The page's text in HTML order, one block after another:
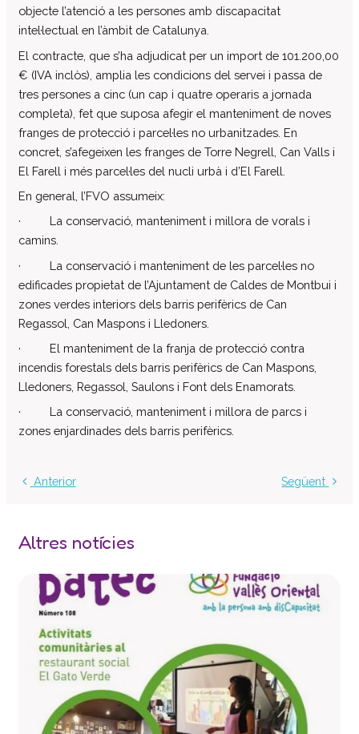
Equip multidisciplinari de suport
Col·labora
Voluntaris
Donacions
Notícies
Contacte
objecte l’atenció a les persones amb discapacitat
intel·lectual en l’àmbit de Catalunya.
El contracte, que s’ha adjudicat per un import de 101.200,00
€ (IVA inclòs), amplia les condicions del servei i passa de
tres persones a cinc (un cap i quatre operaris a jornada
completa), fet que suposa afegir el manteniment de noves
franges de protecció i parcel·les no urbanitzades. En
concret, s’afegeixen les franges de Torre Negrell, Can Valls i
El Farell i més parcel·les del nucli urbà i d’El Farell.
En general, l’FVO assumeix:
· La conservació, manteniment i millora de vorals i
camins.
· La conservació i manteniment de les parcel·les no
edificades propietat de l’Ajuntament de Caldes de Montbui i
zones verdes interiors dels barris perifèrics de Can
Regassol, Can Maspons i Lledoners.
· El manteniment de la franja de protecció contra
incendis forestals dels barris perifèrics de Can Maspons,
Lledoners, Regassol, Saulons i Font dels Enamorats.
· La conservació, manteniment i millora de parcs i
zones enjardinades dels barris perifèrics.
Anterior Següent
Altres notícies